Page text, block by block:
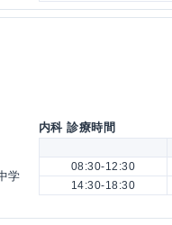
学
内科 診療時間
08:30-12:30
14:30-18:30